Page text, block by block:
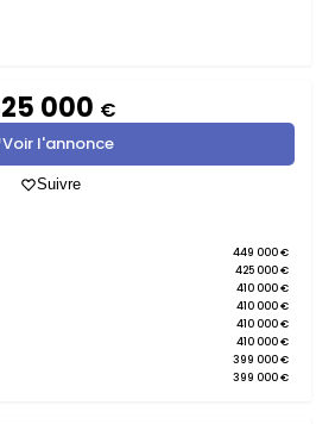
000 €
Voir l'annonce
Suivre
449 000 €
425 000 €
410 000 €
410 000 €
410 000 €
410 000 €
399 000 €
399 000 €